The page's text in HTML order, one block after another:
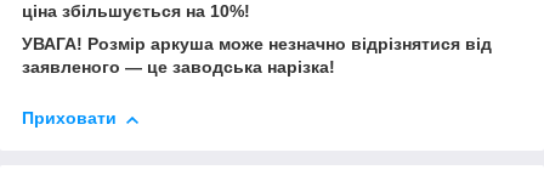
ціна збільшується на 10%!
УВАГА! Розмір аркуша може незначно відрізнятися від
заявленого — це заводська нарізка!
Приховати